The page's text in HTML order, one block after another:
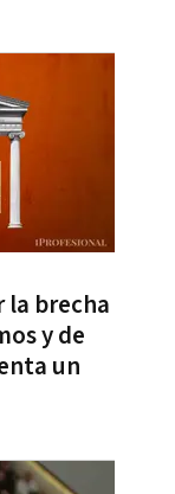
la brecha
y de
un